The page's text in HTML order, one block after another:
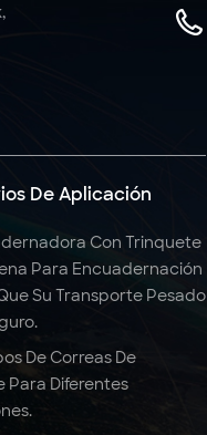
De Aplicación
Con Trinquete
Para Encuadernación
Su Transporte Pesado
De Correas De
Para Diferentes